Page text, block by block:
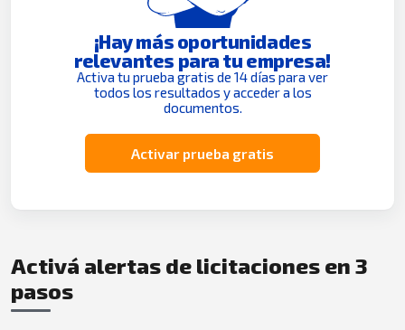
¡Hay más oportunidades
relevantes para tu empresa!
Activa tu prueba gratis de 14 días para ver
todos los resultados y acceder a los
documentos.
Activar prueba gratis
Activá alertas de licitaciones en 3
pasos